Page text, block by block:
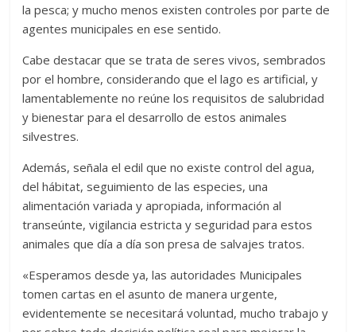
la pesca; y mucho menos existen controles por parte de
agentes municipales en ese sentido.
Cabe destacar que se trata de seres vivos, sembrados
por el hombre, considerando que el lago es artificial, y
lamentablemente no reúne los requisitos de salubridad
y bienestar para el desarrollo de estos animales
silvestres.
Además, señala el edil que no existe control del agua,
del hábitat, seguimiento de las especies, una
alimentación variada y apropiada, información al
transeúnte, vigilancia estricta y seguridad para estos
animales que día a día son presa de salvajes tratos.
«Esperamos desde ya, las autoridades Municipales
tomen cartas en el asunto de manera urgente,
evidentemente se necesitará voluntad, mucho trabajo y